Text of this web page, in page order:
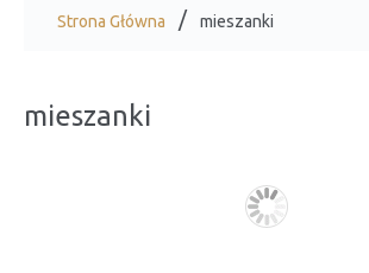
Strona Główna mieszanki
mieszanki